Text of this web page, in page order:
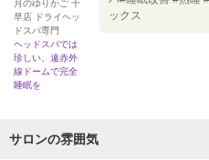
月のゆりかご 千
早店 ドライヘッ
ドスパ専門
ヘッドスパでは
珍しい、遠赤外
線ドームで完全
睡眠を
ックス
サロンの雰囲気